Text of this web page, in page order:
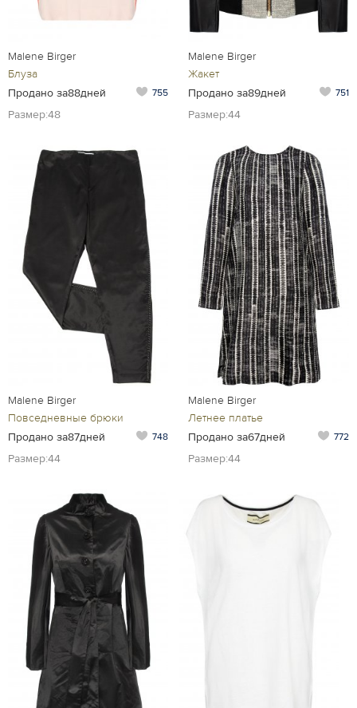
Malene Birger
Блуза
Продано за88дней
755
Размер:48
Malene Birger
Жакет
Продано за89дней
751
Размер:44
Malene Birger
Повседневные брюки
Продано за87дней
748
Размер:44
Malene Birger
Летнее платье
Продано за67дней
772
Размер:44